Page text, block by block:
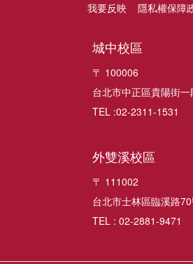
我要反映
隱私權保障
城中校區
〒 100006
台北市中正區貴陽街
TEL :02-2311-1531
外雙溪校區
〒 111002
台北市士林區臨溪路
TEL : 02-2881-9471